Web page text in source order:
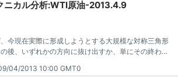
ニカル分析:WTI原油-2013.4.9
今現在実際に形成しようとする大規模な対称三角形
後、いずれかの方向に抜け出すか、単にその終わり
かであろう。それの終わりを通って漂流した場合、
に静かな取引になる事を非常に確信する。
04/2013 10:00 GMT0